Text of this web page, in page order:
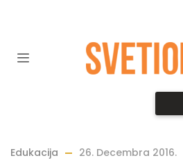
Edukacija 26. Decembra 2016.